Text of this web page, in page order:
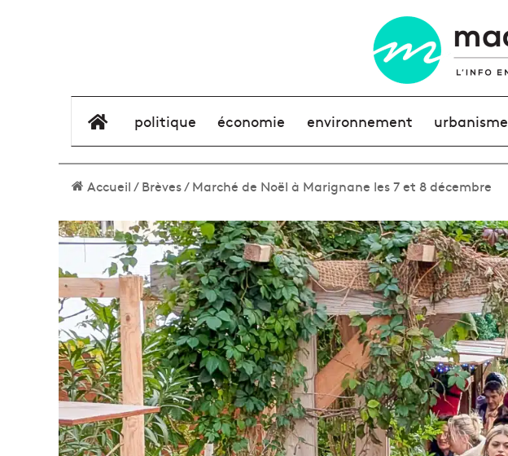
élément de menu
politique économie environnement urbanisme
Accueil/Brèves/Marché de Noël à Marignane les 7 et 8 décembre